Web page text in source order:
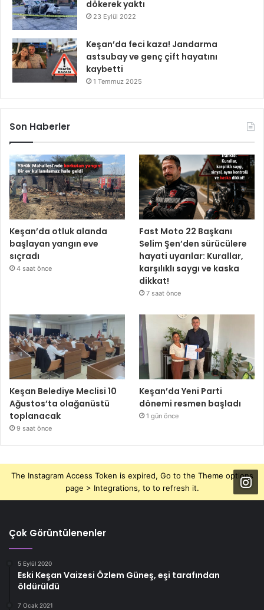
dökerek yaktı
23 Eylül 2022
Keşan’da feci kaza! Jandarma
astsubay ve genç çift hayatını
kaybetti
1 Temmuz 2025
Son Haberler
Keşan’da otluk alanda
başlayan yangın eve
sıçradı
4 saat önce
Fast Moto 22 Başkanı
Selim Şen’den sürücülere
hayati uyarılar: Kurallar,
karşılıklı saygı ve kaska
dikkat!
7 saat önce
Keşan Belediye Meclisi 10
Ağustos’ta olağanüstü
toplanacak
9 saat önce
Keşan’da Yeni Parti
dönemi resmen başladı
1 gün önce
The Instagram Access Token is expired, Go to the Theme options
page > Integrations, to to refresh it.
Çok Görüntülenenler
5 Eylül 2020
Eski Keşan Vaizesi Özlem Güneş, eşi tarafından
öldürüldü
7 Ocak 2021